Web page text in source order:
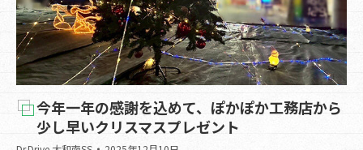
今年一年の感謝を込めて、ぽかぽか工務店から
少し早いクリスマスプレゼント